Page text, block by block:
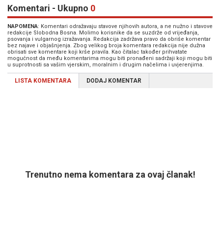
Komentari - Ukupno 0
NAPOMENA: Komentari odražavaju stavove njihovih autora, a ne nužno i stavove
redakcije Slobodna Bosna. Molimo korisnike da se suzdrže od vrijeđanja,
psovanja i vulgarnog izražavanja. Redakcija zadržava pravo da obriše komentar
bez najave i objašnjenja. Zbog velikog broja komentara redakcija nije dužna
obrisati sve komentare koji krše pravila. Kao čitalac također prihvatate
mogućnost da među komentarima mogu biti pronađeni sadržaji koji mogu biti
u suprotnosti sa vašim vjerskim, moralnim i drugim načelima i uvjerenjima.
LISTA KOMENTARA DODAJ KOMENTAR
Trenutno nema komentara za ovaj članak!